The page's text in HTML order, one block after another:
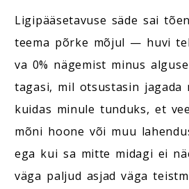
Ligipääsetavuse säde sai
teema põrke mõjul — huvi
va 0% nägemist minus
tagasi, mil otsustasin jagada
kuidas minule tunduks, et
mõni hoone või muu
ega kui sa mitte midagi ei
väga paljud asjad väga